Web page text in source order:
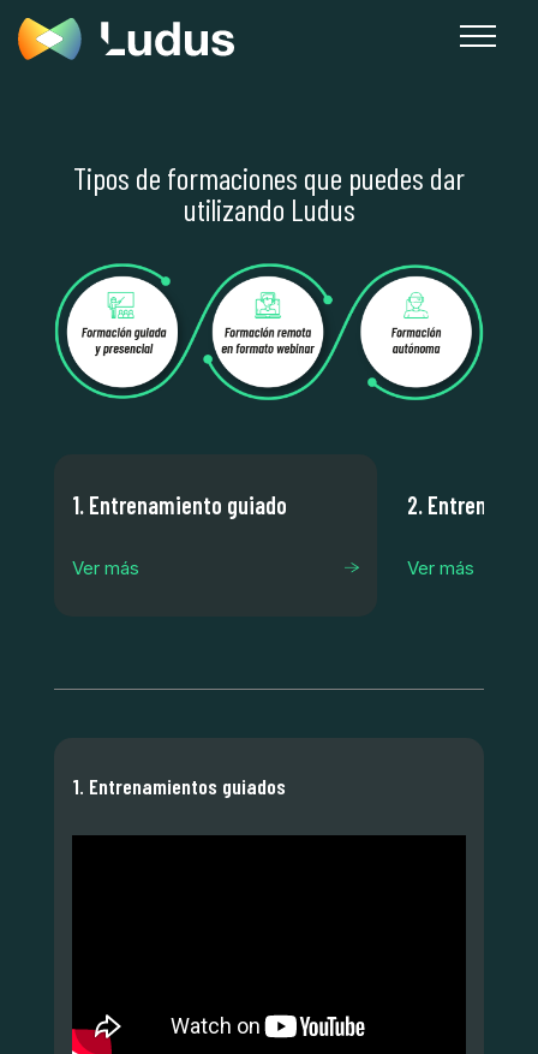
Tipos de formaciones que puedes dar
utilizando Ludus
1. Entrenamiento guiado
Ver más
2.
Ver más
1. Entrenamientos guiados